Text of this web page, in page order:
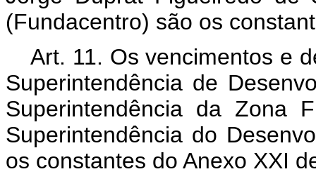
(Fundacentro) são os
Art. 11. Os vencimentos e
Superintendência de
Superintendência da Zona
Superintendência do
os constantes do Anexo XXI